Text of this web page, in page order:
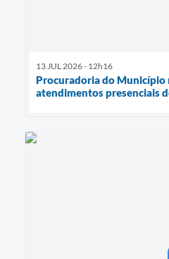
13 JUL 2026 - 12h16
Procuradoria do Município
atendimentos presenciais